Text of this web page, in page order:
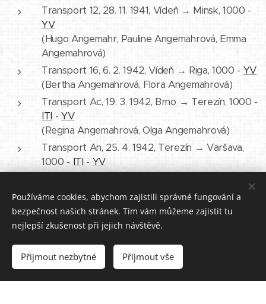
Transport 12, 28. 11. 1941, Vídeň → Minsk, 1000 -
YV
(Hugo Angemahr, Pauline Angemahrová, Emma
Angemahrová)
Transport 16, 6. 2. 1942, Vídeň → Riga, 1000 - YV
(Bertha Angemahrová, Flora Angemahrová)
Transport Ac, 19. 3. 1942, Brno → Terezín, 1000 -
ITI -YV
(Regina Angemahrová, Olga Angemahrová)
Transport An, 25. 4. 1942, Terezín → Varšava,
1000 - ITI- YV
(Olga Angemahrová)
Vytvořeno službou Webnode Cookies
Používáme cookies, abychom zajistili správné fungování a
bezpečnost našich stránek. Tím vám můžeme zajistit tu
nejlepší zkušenost při jejich návštěvě.
Přijmout nezbytné Přijmout vše